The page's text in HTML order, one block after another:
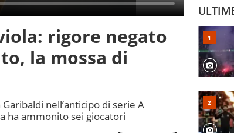
rigore negato
la mossa di
nell’anticipo di serie A
ha ammonito sei giocatori